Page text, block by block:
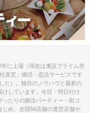
顔写真付きの身分証
イナンバーカード、
でお越しください。
について＞
に上場（現在は東証プライム市
直営」婚活・恋活サービスです
た）。独自のノウハウと最新の
けしています。今日・明日行け
たりの婚活パーティー・街コ
じめ、全国56店舗の直営店舗や